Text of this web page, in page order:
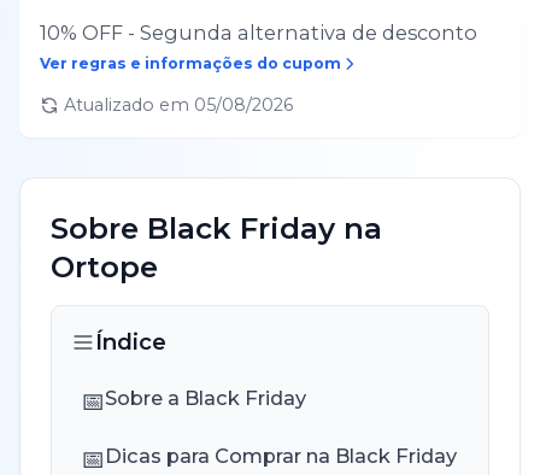
10% OFF - Segunda alternativa de desconto
Ver regras e informações do cupom
Atualizado em 05/08/2026
Sobre Black Fridayna
Ortope
Índice
📅Sobre a Black Friday
📅 Dicas para Comprar na Black Friday